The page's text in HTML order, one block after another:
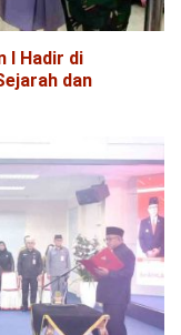
I Hadir di
dan